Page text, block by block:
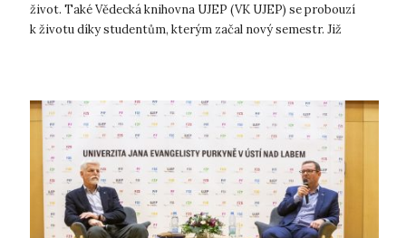
život. Také Vědecká knihovna UJEP (VK UJEP) se probouzí
k životu díky studentům, kterým začal nový semestr. Již